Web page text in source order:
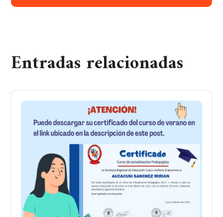
Entradas relacionadas